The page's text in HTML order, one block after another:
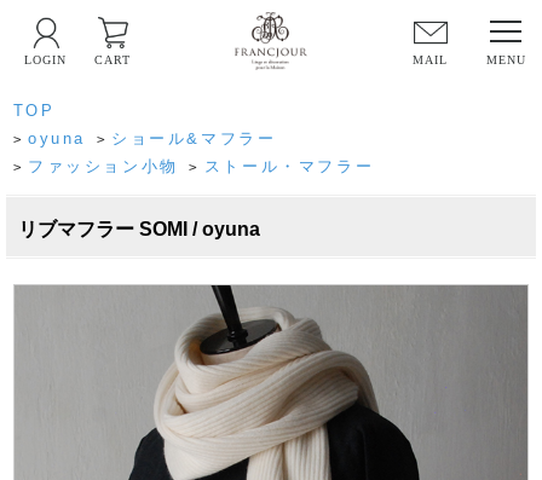
MAIL
LOGIN CART
TOP
> oyuna > ショール&マフラー
> ファッション小物 > ストール・マフラー
リブマフラー SOMI / oyuna